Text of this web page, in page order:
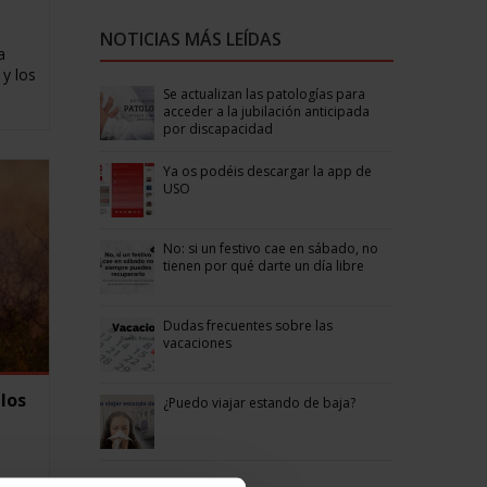
los
NOTICIAS MÁS LEÍDAS
Se actualizan las patologías para
acceder a la jubilación anticipada
por discapacidad
Ya os podéis descargar la app de
USO
No: si un festivo cae en sábado, no
tienen por qué darte un día libre
Dudas frecuentes sobre las
vacaciones
¿Puedo viajar estando de baja?